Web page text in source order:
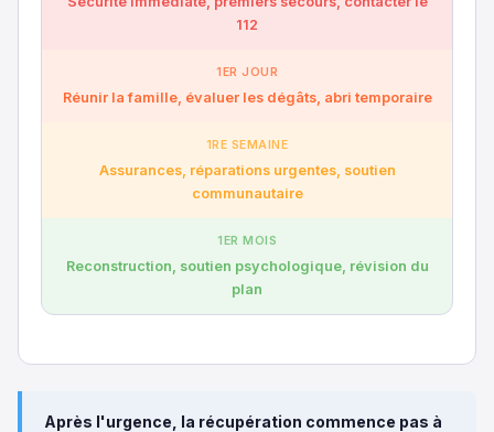
112
1ER JOUR
Réunir la famille, évaluer les dégâts, abri temporaire
1RE SEMAINE
Assurances, réparations urgentes, soutien
communautaire
1ER MOIS
Reconstruction, soutien psychologique, révision du
plan
Après l'urgence, la récupération commence pas à